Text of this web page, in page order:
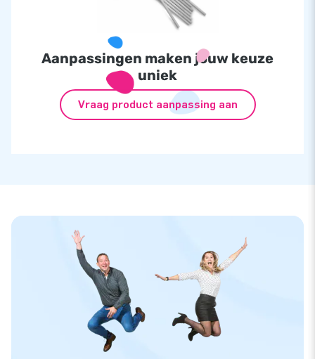
Aanpassingen maken jouw keuze
uniek
Vraag product aanpassing aan